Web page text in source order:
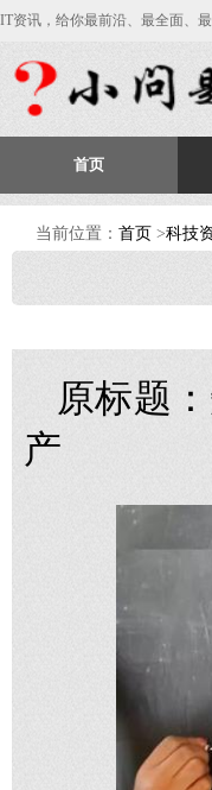
IT资讯，给你最前沿、最全面、最
首页
当前位置： 首页 >科技
原标题
产